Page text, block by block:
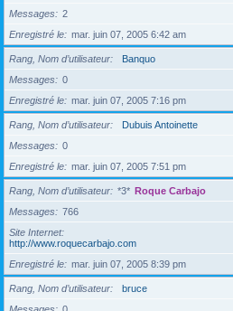
Messages
2
Enregistré le
mar. juin 07, 2005 6:42 am
Rang, Nom d’utilisateur
Banquo
Messages
0
Enregistré le
mar. juin 07, 2005 7:16 pm
Rang, Nom d’utilisateur
Dubuis Antoinette
Messages
0
Enregistré le
mar. juin 07, 2005 7:51 pm
Rang, Nom d’utilisateur *3* Roque Carbajo
Messages
766
Site Internet
http://www.roquecarbajo.com
Enregistré le
mar. juin 07, 2005 8:39 pm
Rang, Nom d’utilisateur
bruce